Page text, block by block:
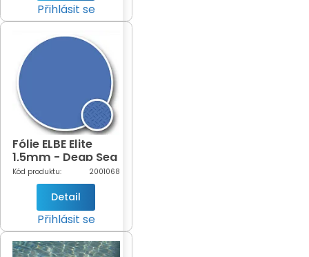
Přihlásit se
Fólie ELBE Elite
1,5mm - Deap Sea
šíře 1,65m
(modrá-603)
Kód produktu: 2001068
Detail
Přihlásit se